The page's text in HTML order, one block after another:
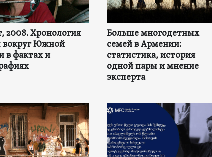
2008. Хронология
Южной
в фактах и
Больше многодетных
семей в Армении:
статистика, история
одной пары и мнение
эксперта